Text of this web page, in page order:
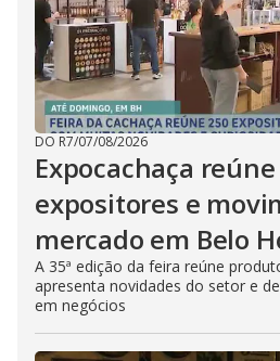
DO R7/07/08/2026
Expocachaça
expositores e
mercado em Belo
A 35ª edição da feira reúne
apresenta novidades do setor e
em negócios